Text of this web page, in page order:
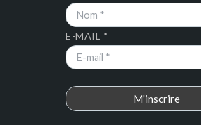
E-MAIL *